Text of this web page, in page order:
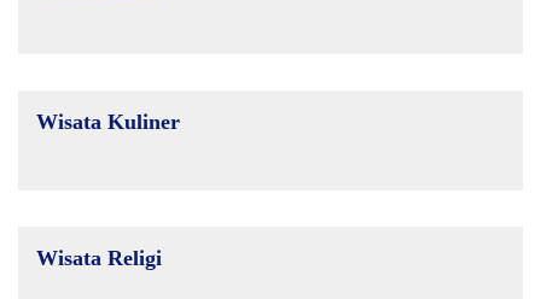
Wisata Kuliner
Wisata Religi